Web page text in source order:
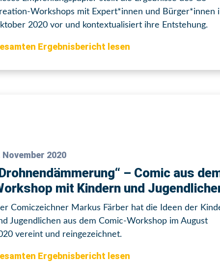
Workshops mit Expert*innen und Bürger*innen
2020 vor und kontextualisiert ihre Entstehung.
Ergebnisbericht lesen
November 2020
– Comic aus
mit Kindern und
Comiczeichner Markus Färber hat die Ideen der
Jugendlichen aus dem Comic-Workshop im August
vereint und reingezeichnet.
Ergebnisbericht lesen